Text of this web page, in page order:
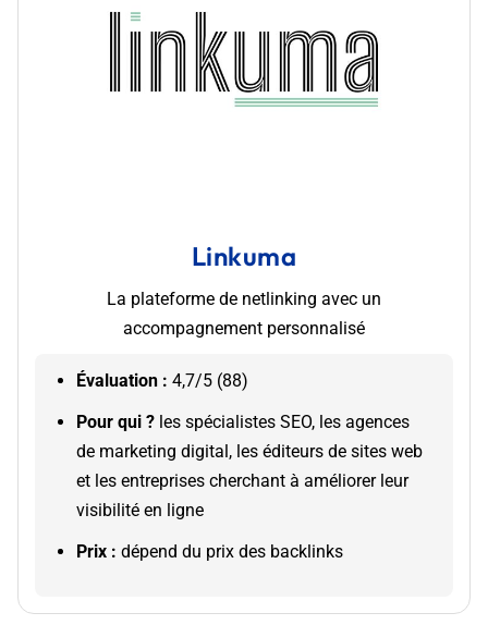
Linkuma
La plateforme de netlinking avec un
accompagnement personnalisé
Évaluation :4,7/5 (88)
Pour qui ? ​ les spécialistes SEO, les agences
de marketing digital, les éditeurs de sites web
et les entreprises cherchant à améliorer leur
visibilité en ligne
Prix :dépend du prix des backlinks